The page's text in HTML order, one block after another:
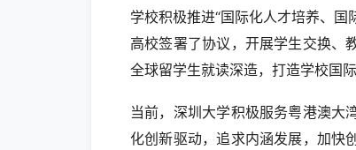
学校积极推进“国际化人才培养、
高校签署了协议，开展学生交换、
全球留学生就读深造，打造学校国
当前，深圳大学积极服务粤港澳大
化创新驱动，追求内涵发展，加快